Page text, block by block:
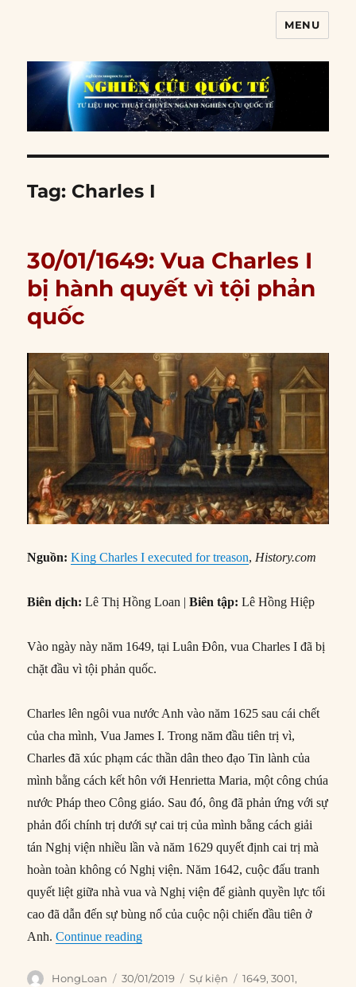
MENU
Tag: Charles I
30/01/1649: Vua Charles I
bị hành quyết vì tội phản
quốc
Nguồn: King Charles I executed for treason, History.com
Biên dịch: Lê Thị Hồng Loan |Biên tập:Lê Hồng Hiệp
Vào ngày này năm 1649, tại Luân Đôn, vua Charles I đã bị
chặt đầu vì tội phản quốc.
Charles lên ngôi vua nước Anh vào năm 1625 sau cái chết
của cha mình, Vua James I. Trong năm đầu tiên trị vì,
Charles đã xúc phạm các thần dân theo đạo Tin lành của
mình bằng cách kết hôn với Henrietta Maria, một công chúa
nước Pháp theo Công giáo. Sau đó, ông đã phản ứng với sự
phản đối chính trị dưới sự cai trị của mình bằng cách giải
tán Nghị viện nhiều lần và năm 1629 quyết định cai trị mà
hoàn toàn không có Nghị viện. Năm 1642, cuộc đấu tranh
quyết liệt giữa nhà vua và Nghị viện để giành quyền lực tối
cao đã dẫn đến sự bùng nổ của cuộc nội chiến đầu tiên ở
Anh.Continue reading“30/01/1649: Vua Charles I bị hành
Author
HongLoan
Posted
30/01/2019 Categories
Sự kiện Tags
1649,3001,